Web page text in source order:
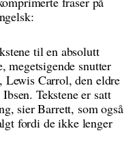
til en absolutt
megetsigende snutter
Lewis Carrol, den eldre
Tekstene er satt
sier Barrett, som også
fordi de ikke lenger